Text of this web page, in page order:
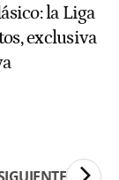
la Liga
exclusiva